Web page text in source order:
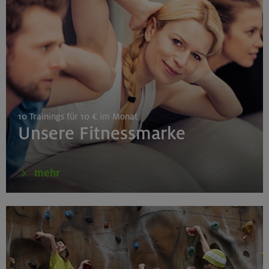
München
25.08./01./08.09.26
Aufbaukurs Klettern indoor (3 Termine)
Gilching
26.08.26
Schnupperkletterkurs indoor
München
27./28.08.26
10 Trainings für 10 € im Monat
Unsere Fitnessmarke
mehr